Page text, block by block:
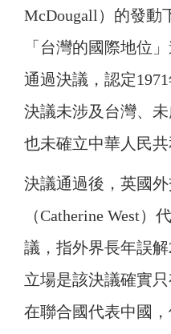
McDougall）的發動
「台灣的國際地位
通過決議，認定
決議未涉及台灣、
也未確立中華人民共
決議通過後，英國
（Catherine West
議，指外界長年誤
立場是該決議確實
在聯合國代表中國